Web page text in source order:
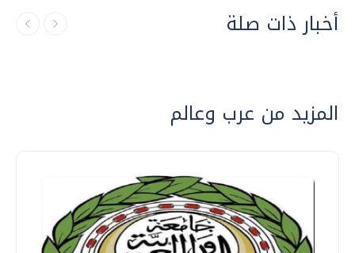
أخبار ذات صلة
المزيد من عرب وعالم